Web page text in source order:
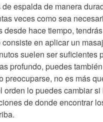
espalda de manera
veces como sea
hace tiempo,
en aplicar un
suelen ser suficientes
profundo, puedes
no es más
lo puedes cambiar
de donde encontrar